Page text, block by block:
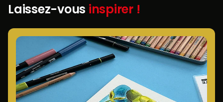
Laissez-vous inspirer !